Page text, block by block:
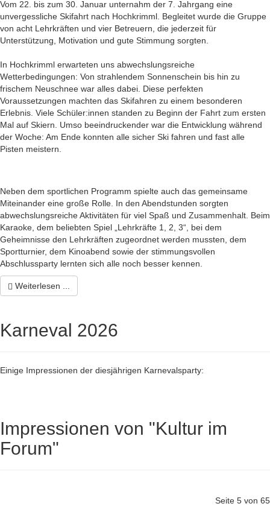
Vom 22. bis zum 30. Januar unternahm der 7. Jahrgang eine
unvergessliche Skifahrt nach Hochkrimml. Begleitet wurde die Gruppe
von acht Lehrkräften und vier Betreuern, die jederzeit für
Unterstützung, Motivation und gute Stimmung sorgten.
In Hochkrimml erwarteten uns abwechslungsreiche
Wetterbedingungen: Von strahlendem Sonnenschein bis hin zu
frischem Neuschnee war alles dabei. Diese perfekten
Voraussetzungen machten das Skifahren zu einem besonderen
Erlebnis. Viele Schüler:innen standen zu Beginn der Fahrt zum ersten
Mal auf Skiern. Umso beeindruckender war die Entwicklung während
der Woche: Am Ende konnten alle sicher Ski fahren und fast alle
Pisten meistern.
Neben dem sportlichen Programm spielte auch das gemeinsame
Miteinander eine große Rolle. In den Abendstunden sorgten
abwechslungsreiche Aktivitäten für viel Spaß und Zusammenhalt. Beim
Karaoke, dem beliebten Spiel „Lehrkräfte 1, 2, 3“, bei dem
Geheimnisse den Lehrkräften zugeordnet werden mussten, dem
Sportturnier, dem Kinoabend sowie der stimmungsvollen
Abschlussparty lernten sich alle noch besser kennen.
Weiterlesen ...
Karneval 2026
Einige Impressionen der diesjährigen Karnevalsparty:
Impressionen von "Kultur im
Forum"
Seite 5 von 65